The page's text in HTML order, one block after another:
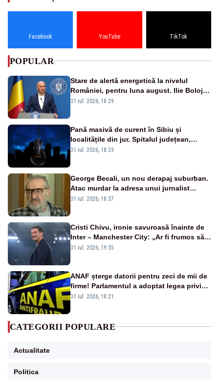
Facebook YouTube TikTok
POPULAR
Stare de alertă energetică la nivelul
României, pentru luna august. Ilie Bolojan
a anunțat importuri și posibile restricții –
31 iul. 2026, 18:29
Pană masivă de curent în Sibiu și
localitățile din jur. Spitalul județean,
semafoarele, rețelele de telefonie, grav
31 iul. 2026, 18:33
George Becali, un nou derapaj suburban.
Atac murdar la adresa unui jurnalist
sportiv – AUDIO
31 iul. 2026, 18:37
Cristi Chivu, ironie savuroasă înainte de
Inter – Manchester City: „Ar fi frumos să
mai cumpărați și de la noi”
31 iul. 2026, 19:35
ANAF șterge datorii pentru zeci de mii de
firme! Parlamentul a adoptat legea privind
amnistia fiscală
31 iul. 2026, 18:21
CATEGORII POPULARE
Actualitate
Politica